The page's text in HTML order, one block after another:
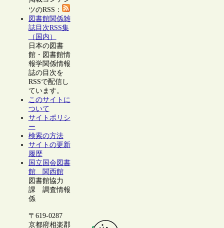
ツのRSS：
図書館関係雑
誌目次RSS集
（国内）
日本の図書
館・図書館情
報学関係情報
誌の目次を
RSSで配信し
ています。
このサイトに
ついて
サイトポリシ
ー
検索の方法
サイトの更新
履歴
国立国会図書
館 関西館
図書館協力
課 調査情報
係
〒619-0287
京都府相楽郡